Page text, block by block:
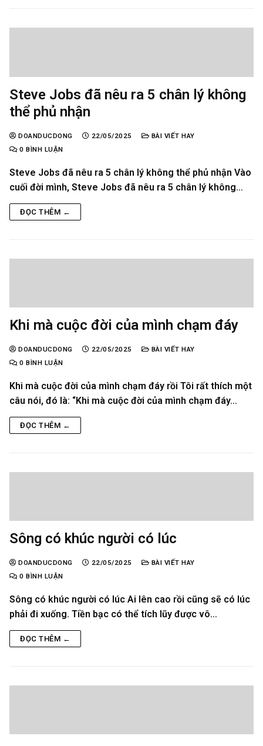
Steve Jobs đã nêu ra 5 chân lý không
thể phủ nhận
DOANDUCDONG 22/05/2025
BÀI VIẾT HAY
0 BÌNH LUẬN
Steve Jobs đã nêu ra 5 chân lý không thể phủ nhận Vào
cuối đời mình, Steve Jobs đã nêu ra 5 chân lý không…
ĐỌC THÊM ←
Khi mà cuộc đời của mình chạm đáy
DOANDUCDONG 22/05/2025
BÀI VIẾT HAY
0 BÌNH LUẬN
Khi mà cuộc đời của mình chạm đáy rồi Tôi rất thích một
câu nói, đó là: “Khi mà cuộc đời của mình chạm đáy…
ĐỌC THÊM ←
Sông có khúc người có lúc
DOANDUCDONG 22/05/2025
BÀI VIẾT HAY
0 BÌNH LUẬN
Sông có khúc người có lúc Ai lên cao rồi cũng sẽ có lúc
phải đi xuống. Tiền bạc có thể tích lũy được vô…
ĐỌC THÊM ←